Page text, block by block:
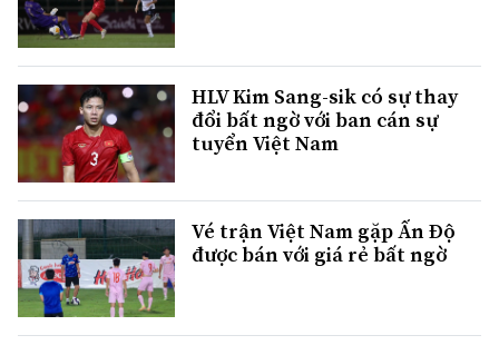
HLV Kim Sang-sik có sự thay
đổi bất ngờ với ban cán sự
tuyển Việt Nam
Vé trận Việt Nam gặp Ấn Độ
được bán với giá rẻ bất ngờ